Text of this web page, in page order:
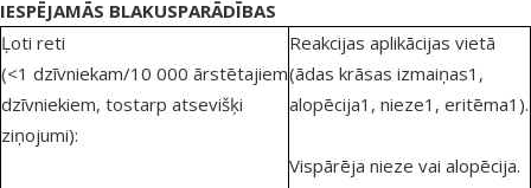
IESPĒJAMĀS BLAKUSPARĀDĪBAS
Ļoti reti
(<1 dzīvniekam/10 000 ārstētajiem
dzīvniekiem, tostarp atsevišķi
ziņojumi):
Reakcijas aplikācijas vietā
(ādas krāsas izmaiņas1,
alopēcija1, nieze1, eritēma1).
Vispārēja nieze vai alopēcija.